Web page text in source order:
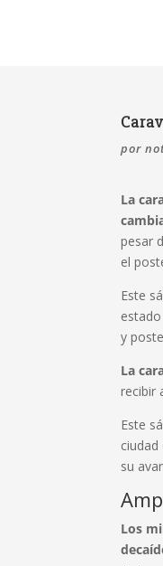
por
La
pesar
el
Este
y
La
recibir
Este
su
Los